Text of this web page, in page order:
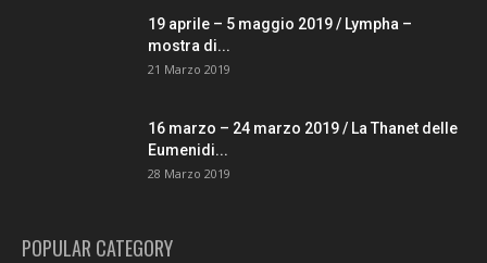
19 aprile – 5 maggio 2019 / Lympha –
mostra di...
21 Marzo 2019
16 marzo – 24 marzo 2019 / La Thanet delle
Eumenidi...
28 Marzo 2019
POPULAR CATEGORY